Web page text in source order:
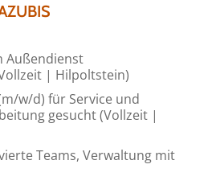
Außendienst
| Hilpoltstein)
w/d) für Service und
gesucht (Vollzeit |
Teams, Verwaltung mit